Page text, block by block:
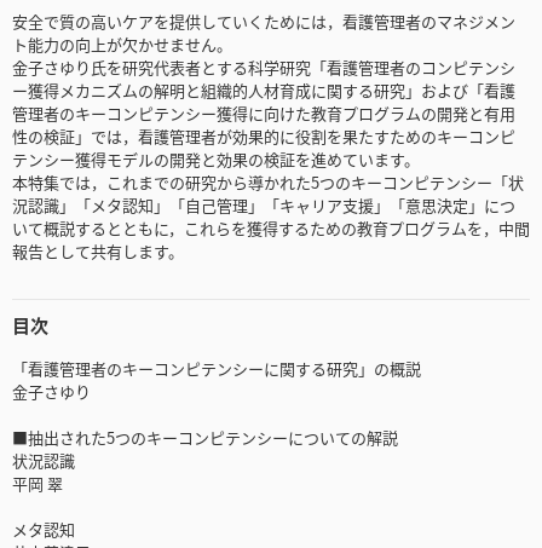
安全で質の高いケアを提供していくためには，看護管理者のマネジメン
ト能力の向上が欠かせません。
金子さゆり氏を研究代表者とする科学研究「看護管理者のコンピテンシ
ー獲得メカニズムの解明と組織的人材育成に関する研究」および「看護
管理者のキーコンピテンシー獲得に向けた教育プログラムの開発と有用
性の検証」では，看護管理者が効果的に役割を果たすためのキーコンピ
テンシー獲得モデルの開発と効果の検証を進めています。
本特集では，これまでの研究から導かれた5つのキーコンピテンシー「状
況認識」「メタ認知」「自己管理」「キャリア支援」「意思決定」につ
いて概説するとともに，これらを獲得するための教育プログラムを，中間
報告として共有します。
目次
「看護管理者のキーコンピテンシーに関する研究」の概説
金子さゆり
■抽出された5つのキーコンピテンシーについての解説
状況認識
平岡 翠
メタ認知